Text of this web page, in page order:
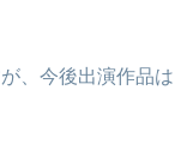
、今後出演作品は